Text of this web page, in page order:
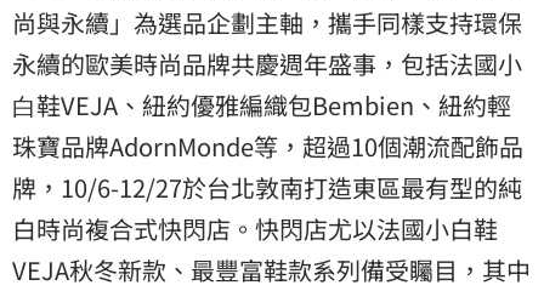
尚與永續」為選品企劃主軸，攜手同樣支持環保
永續的歐美時尚品牌共慶週年盛事，包括法國⼩
⽩鞋VEJA、紐約優雅編織包Bembien、紐約輕
珠寶品牌AdornMonde等，超過10個潮流配飾品
牌，10/6-12/27於台北敦南打造東區最有型的純
白時尚複合式快閃店。快閃店尤以法國小白鞋
VEJA秋冬新款、最豐富鞋款系列備受矚目，其中